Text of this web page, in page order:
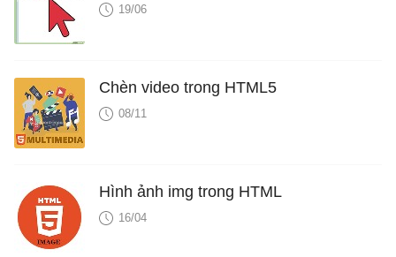
19/06
Chèn video trong HTML5
08/11
Hình ảnh img trong HTML
16/04